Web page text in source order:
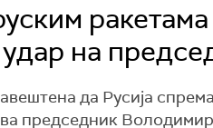
ракетама
на
да Русија
председник